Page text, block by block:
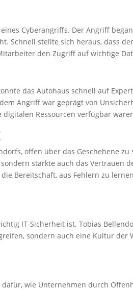
Cyberangriffs. Der Angriff
Schnell stellte sich heraus, dass
den Zugriff auf wichtige
das Autohaus schnell auf
Angriff war geprägt von
Ressourcen verfügbar
offen über das Geschehene zu
stärkte auch das Vertrauen
Bereitschaft, aus Fehlern zu
IT-Sicherheit ist. Tobias
sondern auch eine Kultur der
wie Unternehmen durch